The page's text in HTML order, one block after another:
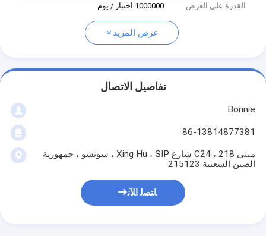
القدرة على العرض
1000000 اختبار / يوم
عرض المزيد
تفاصيل الاتصال
Bonnie
86-13814877381
مبنى C24 ، 218 شارع Xing Hu ، SIP ، سوتشو ، جمهورية
الصين الشعبية 215123
ﺎﺘﺼﻟ ﺍﻶﻧ